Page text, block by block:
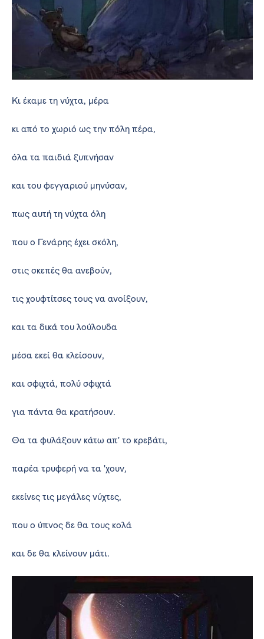
Κι έκαμε τη νύχτα, μέρα
κι από το χωριό ως την πόλη πέρα,
όλα τα παιδιά ξυπνήσαν
και του φεγγαριού μηνύσαν,
πως αυτή τη νύχτα όλη
που ο Γενάρης έχει σκόλη,
στις σκεπές θα ανεβούν,
τις χουφτίτσες τους να ανοίξουν,
και τα δικά του λούλουδα
μέσα εκεί θα κλείσουν,
και σφιχτά, πολύ σφιχτά
για πάντα θα κρατήσουν.
Θα τα φυλάξουν κάτω απ' το κρεβάτι,
παρέα τρυφερή να τα 'χουν,
εκείνες τις μεγάλες νύχτες,
που ο ύπνος δε θα τους κολά
και δε θα κλείνουν μάτι.